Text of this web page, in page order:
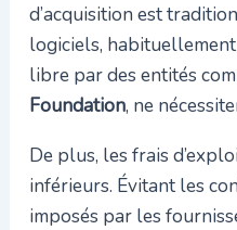
d’acquisition est
logiciels,
libre par des entités
Foundation, ne
De plus, les frais
inférieurs. Évitant les
imposés par les